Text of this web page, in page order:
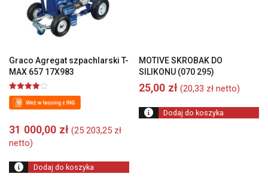
Graco Agregat szpachlarski T-
MAX 657 17X983
Oceniono
4.00
na 5
31 000,00 zł (25 203,25 zł
netto)
Dodaj do koszyka
MOTIVE SKROBAK DO
SILIKONU (070 295)
25,00 zł (20,33 zł netto)
Dodaj do koszyka